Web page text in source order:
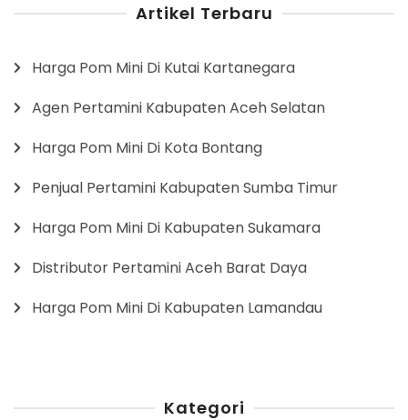
Artikel Terbaru
Harga Pom Mini Di Kutai Kartanegara
Agen Pertamini Kabupaten Aceh Selatan
Harga Pom Mini Di Kota Bontang
Penjual Pertamini Kabupaten Sumba Timur
Harga Pom Mini Di Kabupaten Sukamara
Distributor Pertamini Aceh Barat Daya
Harga Pom Mini Di Kabupaten Lamandau
Kategori